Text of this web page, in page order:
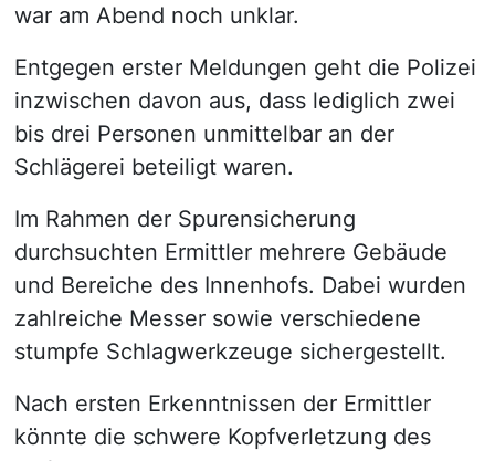
war am Abend noch unklar.
Entgegen erster Meldungen geht die Polizei
inzwischen davon aus, dass lediglich zwei
bis drei Personen unmittelbar an der
Schlägerei beteiligt waren.
Im Rahmen der Spurensicherung
durchsuchten Ermittler mehrere Gebäude
und Bereiche des Innenhofs. Dabei wurden
zahlreiche Messer sowie verschiedene
stumpfe Schlagwerkzeuge sichergestellt.
Nach ersten Erkenntnissen der Ermittler
könnte die schwere Kopfverletzung des